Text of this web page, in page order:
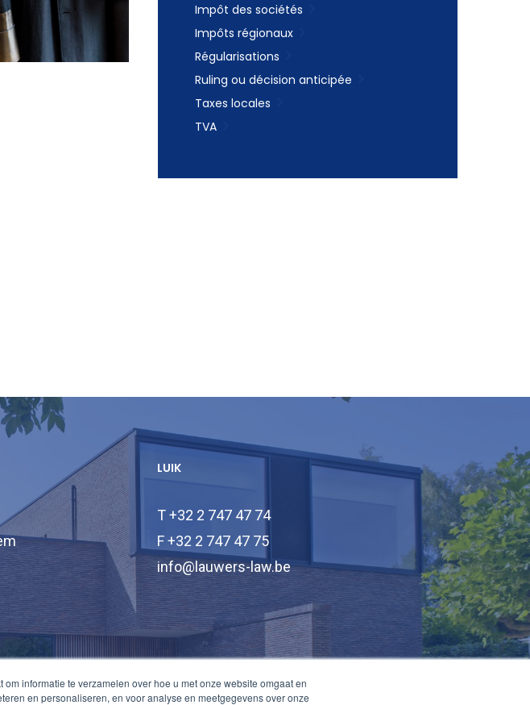
informatie te verzamelen over hoe u met onze website omgaat en
en personaliseren, en voor analyse en meetgegevens over onze
Impôt des sociétés
Impôts régionaux
Régularisations
Ruling ou décision anticipée
Taxes locales
TVA
LUIK
T +32 2 747 47 74
F +32 2 747 47 75
info@lauwers-law.be